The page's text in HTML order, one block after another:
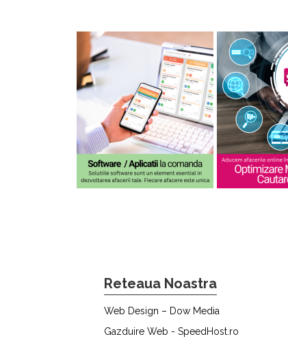
Reteaua Noastra
Web Design – Dow Media
Gazduire Web - SpeedHost.ro